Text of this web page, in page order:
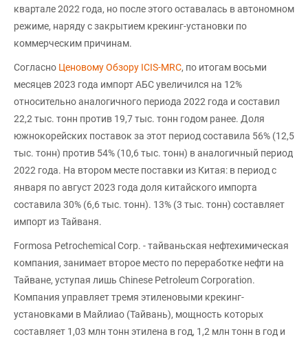
квартале 2022 года, но после этого оставалась в автономном
режиме, наряду с закрытием крекинг-установки по
коммерческим причинам.
Согласно Ценовому Обзору ICIS-MRC, по итогам восьми
месяцев 2023 года импорт АБС увеличился на 12%
относительно аналогичного периода 2022 года и составил
22,2 тыс. тонн против 19,7 тыс. тонн годом ранее. Доля
южнокорейских поставок за этот период составила 56% (12,5
тыс. тонн) против 54% (10,6 тыс. тонн) в аналогичный период
2022 года. На втором месте поставки из Китая: в период с
января по август 2023 года доля китайского импорта
составила 30% (6,6 тыс. тонн). 13% (3 тыс. тонн) составляет
импорт из Тайваня.
Formosa Petrochemical Corp. - тайваньская нефтехимическая
компания, занимает второе место по переработке нефти на
Тайване, уступая лишь Chinese Petroleum Corporation.
Компания управляет тремя этиленовыми крекинг-
установками в Майлиао (Тайвань), мощность которых
составляет 1,03 млн тонн этилена в год, 1,2 млн тонн в год и